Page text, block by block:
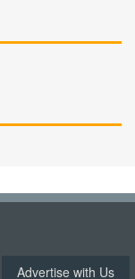
Advertise with Us